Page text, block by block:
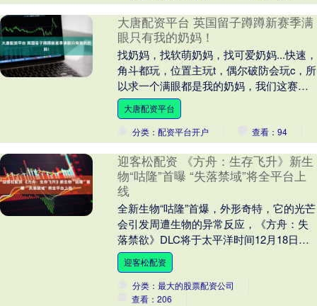
大唐配资平台 英国留子蹲蹲新赛季满
眼只有我的奶妈！
找奶妈，找软萌奶妈，找可爱奶妈...快速，
角斗都玩，位置主玩t，偶尔破防会玩c，所
以求一个满眼都是我的奶妈，我们这赛季
猛猛冲分！最好是开麦的宝宝，不卡性
别、地区....
大唐配资平台
分类：配资平台开户
查看：94
迎客松配资 《方舟：生存飞升》新生
物“咕隆”首曝 “失落禁域”将全平台上
线
全新生物“咕隆”首爆，外形奇特，它的光芒
会引发周遭生物的异常反应，《方舟：失
落禁欲》DLC将于太平洋时间12月18日正
式上线，冰狐双形态、霜獠魌等特色生
物，搭配....
迎客松配资
分类：最大的股票配资公司
查看：206